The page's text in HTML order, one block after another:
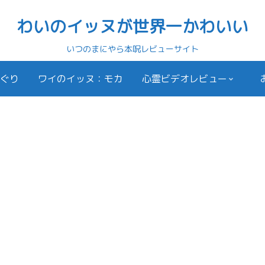
わいのイッヌが世界一かわいい
いつのまにやら本呪レビューサイト
り ワイのイッヌ：モカ 心霊ビデオレビュー